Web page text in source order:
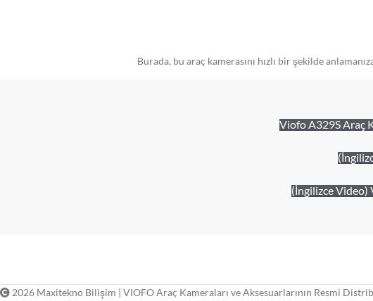
Burada, bu araç kamerasını hızlı bir şekilde
Viofo A329S Araç
(İngilizce Video)
2026 Maxitekno Bilişim | VIOFO Araç Kameraları ve Aksesuarlarının Resmi